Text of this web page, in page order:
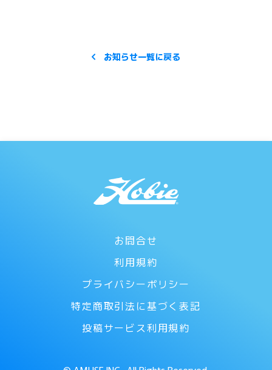
お知らせ一覧に戻る
お問合せ
利用規約
プライバシーポリシー
特定商取引法に基づく表記
投稿サービス利用規約